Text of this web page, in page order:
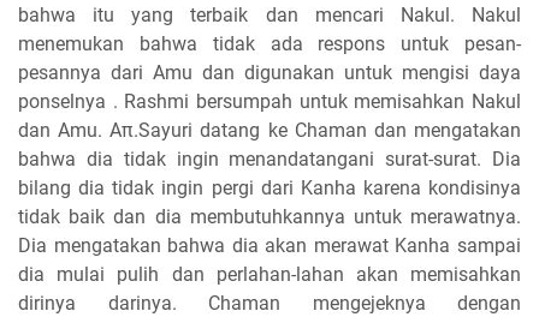
bahwa itu yang terbaik dan mencari Nakul. Nakul
menemukan bahwa tidak ada respons untuk pesan-
pesannya dari Amu dan digunakan untuk mengisi daya
ponselnya . Rashmi bersumpah untuk memisahkan Nakul
dan Amu. Aπ.Sayuri datang ke Chaman dan mengatakan
bahwa dia tidak ingin menandatangani surat-surat. Dia
bilang dia tidak ingin pergi dari Kanha karena kondisinya
tidak baik dan dia membutuhkannya untuk merawatnya.
Dia mengatakan bahwa dia akan merawat Kanha sampai
dia mulai pulih dan perlahan-lahan akan memisahkan
dirinya darinya. Chaman mengejeknya dengan